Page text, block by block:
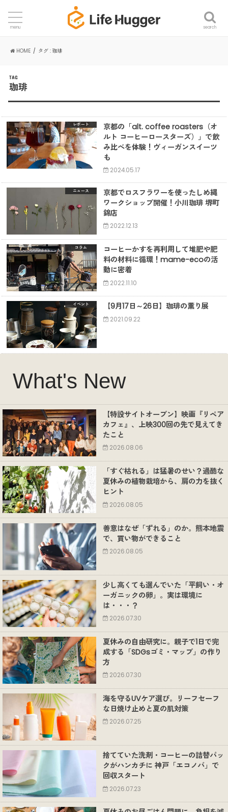
search
menu
HOME タグ : 珈琲
TAG
珈琲
レポート
京都の「alt. coffee roasters（オ
ルト コーヒーロースターズ）」で飲
み比べを体験！ヴィーガンスイーツ
も
2024.05.17
ニュース
京都でロスフラワーを使ったしめ縄
ワークショップ開催！小川珈琲 堺町
錦店
2022.12.13
コラム
コーヒーかすを再利用して堆肥や肥
料の材料に循環！mame-ecoの活
動に密着
2022.11.10
イベント 【9月17日～26日】珈琲の薫り展
2021.09.22
What's New
【特設サイトオープン】映画『リペア
カフェ』、上映300回の先で見えてき
たこと
2026.08.06
「すぐ枯れる」は猛暑のせい？過酷な
夏休みの植物栽培から、肩の力を抜く
ヒント
2026.08.05
善意はなぜ「ずれる」のか。熊本地震
で、買い物ができること
2026.08.05
少し高くても選んでいた「平飼い・オ
ーガニックの卵」。実は環境に
は・・・？
2026.07.30
夏休みの自由研究に。親子で1日で完
成する「SDGsゴミ・マップ」の作り
方
2026.07.30
海を守るUVケア選び。リーフセーフ
な日焼け止めと夏の肌対策
2026.07.25
捨てていた洗剤・コーヒーの詰替パッ
クがハンカチに 神戸「エコノバ」で
回収スタート
2026.07.23